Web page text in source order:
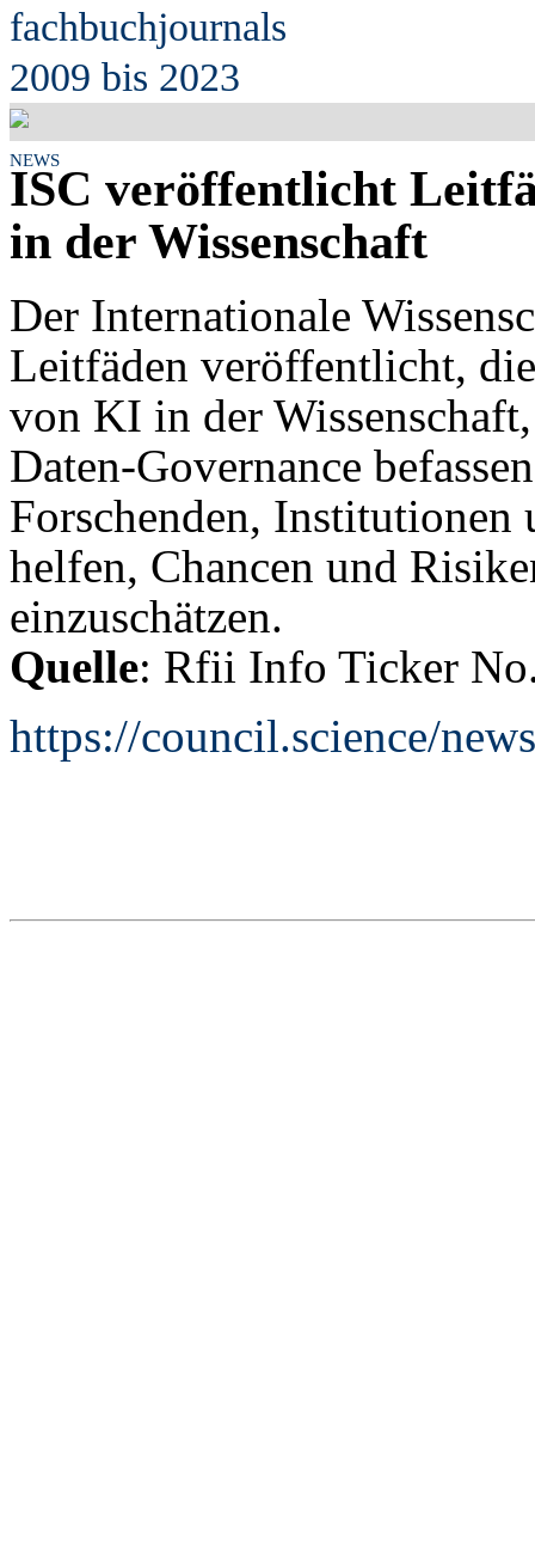
fachbuchjournals
2009 bis 2023
NEWS
ISC veröffentlicht
in der Wissenschaft
Der Internationale
Leitfäden veröffentlicht,
von KI in der
Daten-Governance
Forschenden,
helfen, Chancen und
einzuschätzen.
Quelle: Rfii Info Ticker
https://council.science/